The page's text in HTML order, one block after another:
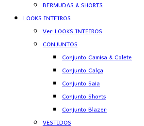
BERMUDAS & SHORTS
LOOKS INTEIROS
Ver LOOKS INTEIROS
CONJUNTOS
Conjunto Camisa & Colete
Conjunto Calça
Conjunto Saia
Conjunto Shorts
Conjunto Blazer
VESTIDOS